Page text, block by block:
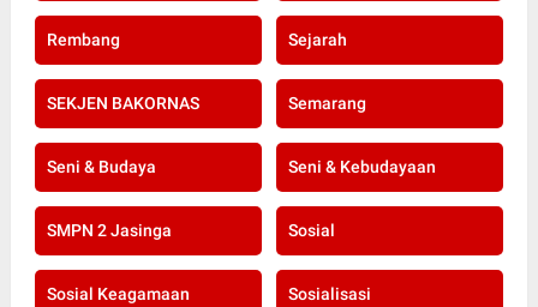
Rembang Sejarah
SEKJEN BAKORNAS Semarang
Seni & Budaya Seni & Kebudayaan
SMPN 2 Jasinga Sosial
Sosial Keagamaan Sosialisasi